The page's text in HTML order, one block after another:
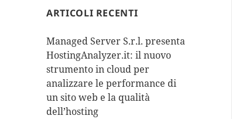
ARTICOLI RECENTI
Managed Server S.r.l. presenta
HostingAnalyzer.it: il nuovo
strumento in cloud per
analizzare le performance di
un sito web e la qualità
dell’hosting